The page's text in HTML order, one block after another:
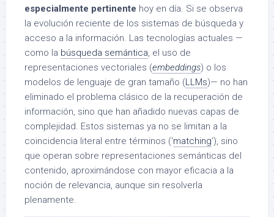
especialmente pertinente hoy en día. Si se observa
la evolución reciente de los sistemas de búsqueda y
acceso a la información. Las tecnologías actuales —
como la búsqueda semántica, el uso de
representaciones vectoriales (embeddings) o los
modelos de lenguaje de gran tamaño (LLMs)— no han
eliminado el problema clásico de la recuperación de
información, sino que han añadido nuevas capas de
complejidad. Estos sistemas ya no se limitan a la
coincidencia literal entre términos (‘matching‘), sino
que operan sobre representaciones semánticas del
contenido, aproximándose con mayor eficacia a la
noción de relevancia, aunque sin resolverla
plenamente.